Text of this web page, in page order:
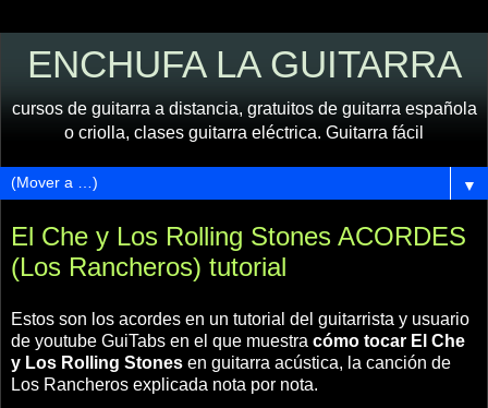
ENCHUFA LA GUITARRA
cursos de guitarra a distancia, gratuitos de guitarra española
o criolla, clases guitarra eléctrica. Guitarra fácil
▼
El Che y Los Rolling Stones ACORDES
(Los Rancheros) tutorial
Estos son los acordes en un tutorial del guitarrista y usuario
de youtube GuiTabs en el que muestra cómo tocar El Che
y Los Rolling Stones en guitarra acústica, la canción de
Los Rancheros explicada nota por nota.